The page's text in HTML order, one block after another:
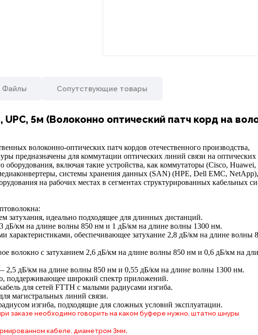
Файлы Сопутствующие товары
5м (Волоконно оптический патч корд на
волоконно-оптических патч кордов отечественного производства,
предназначены для коммутации оптических линий связи на оптических
включая такие устройства, как коммутаторы (Cisco, Huawei,
системы хранения данных (SAN) (HPE, Dell EMC,
на рабочих местах в сегментах структурированных кабельных
затухания, идеально подходящее для длинных дистанций.
дБ/км на длине волны 850 нм и 1 дБ/км на длине волны 1300 нм.
характеристиками, обеспечивающее затухание 2,8 дБ/км на длине волны
волокно с затуханием 2,6 дБ/км на длине волны 850 нм и 0,6 дБ/км на
дБ/км на длине волны 850 нм и 0,55 дБ/км на длине волны 1300 нм.
поддерживающее широкий спектр приложений.
для сетей FTTH с малыми радиусами изгиба.
магистральных линий связи.
изгиба, подходящие для сложных условий эксплуатации.
заказе необходимо говорить на каком буфере нужно, штатно шнуры
кабеле, диаметром 3мм.